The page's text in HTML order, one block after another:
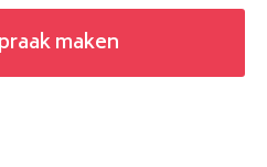
maken